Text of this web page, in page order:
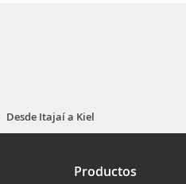
Desde Itajaí a Kiel
Productos